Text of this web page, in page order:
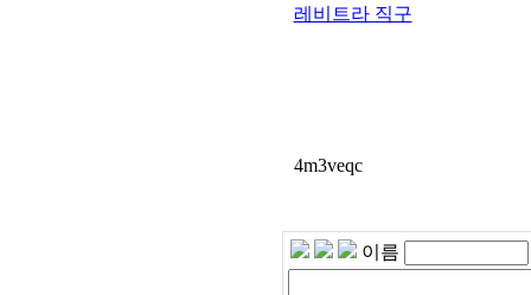
레비트라 직구
4m3veqc
이름